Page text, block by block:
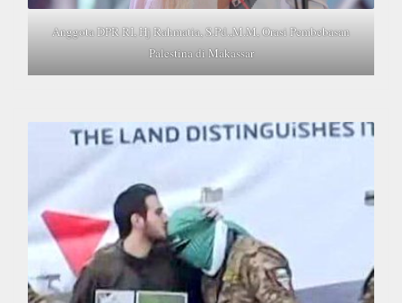
Anggota DPR RI, Hj Rahmatia, S.Pd.,M.M, Orasi Pembebasan
Palestina di Makassar